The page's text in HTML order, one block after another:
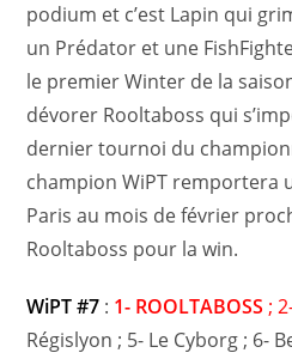
podium et c’est Lapin qui
un Prédator et une
le premier Winter de la
dévorer Rooltaboss qui
dernier tournoi du
champion WiPT remportera
Paris au mois de février
Rooltaboss pour la win.
WiPT #7 : 1- ROOLTABOSS ;
Régislyon ; 5- Le Cyborg ; 6-